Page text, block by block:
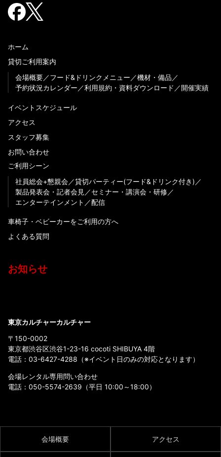
ホーム
貸切ご利用案内
会場概要
フード&ドリンクメニュー
機材・備品
予約状況カレンダー
利用規約・資料ダウンロード 開催実績
イベントスケジュール
アクセス
スタッフ募集
お問い合わせ
ご利用シーン
社員総会+懇親会
貸切パーティー(フード&ドリンク付き)
製品発表会・記者会見
セミナー・講演会・研修
エンターテインメント
配信
車椅子・ベビーカーをご利用の方へ
よくある質問
お知らせ
東京カルチャーカルチャー
〒150-0002
東京都渋谷区渋谷1-23-16 cocoti SHIBUYA 4階
電話： 03-6427-4288 （※イベント日のみの対応となります）
会場レンタル専用問い合わせ
電話： 050-5574-2639 （平日 10:00～18:00）
会場概要 アクセス